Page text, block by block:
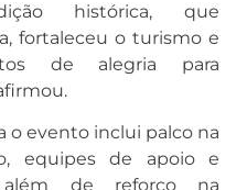
histórica, que
fortaleceu o turismo e
de alegria para
o evento inclui palco na
equipes de apoio e
além de reforço na